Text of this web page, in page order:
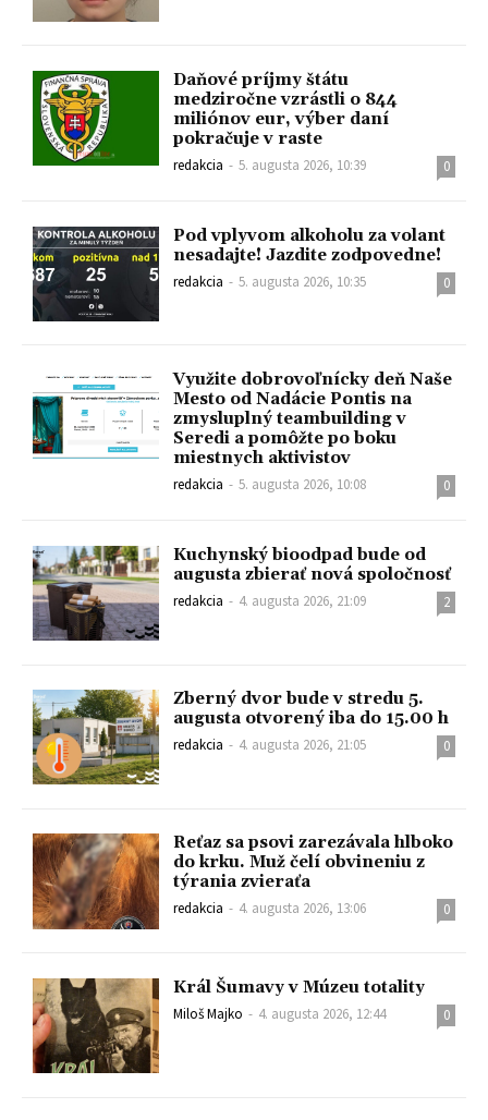
Daňové príjmy štátu
medziročne vzrástli o 844
miliónov eur, výber daní
pokračuje v raste
redakcia - 5. augusta 2026, 10:39 0
Pod vplyvom alkoholu za volant
nesadajte! Jazdite zodpovedne!
redakcia - 5. augusta 2026, 10:35 0
Využite dobrovoľnícky deň Naše
Mesto od Nadácie Pontis na
zmysluplný teambuilding v
Seredi a pomôžte po boku
miestnych aktivistov
redakcia - 5. augusta 2026, 10:08 0
Kuchynský bioodpad bude od
augusta zbierať nová spoločnosť
redakcia - 4. augusta 2026, 21:09 2
Zberný dvor bude v stredu 5.
augusta otvorený iba do 15.00 h
redakcia - 4. augusta 2026, 21:05 0
Reťaz sa psovi zarezávala hlboko
do krku. Muž čelí obvineniu z
týrania zvieraťa
redakcia - 4. augusta 2026, 13:06 0
Král Šumavy v Múzeu totality
Miloš Majko - 4. augusta 2026, 12:44 0